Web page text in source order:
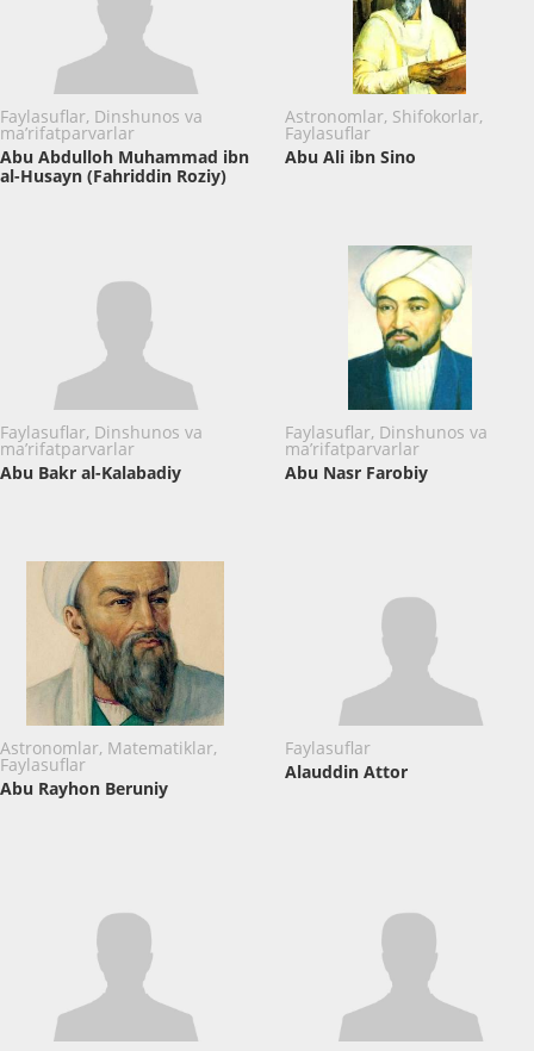
Faylasuflar, Dinshunos va
ma’rifatparvarlar
Abu Abdulloh Muhammad ibn
al-Husayn (Fahriddin Roziy)
Astronomlar, Shifokorlar,
Faylasuflar
Abu Ali ibn Sino
Faylasuflar, Dinshunos va
ma’rifatparvarlar
Abu Bakr al-Kalabadiy
Faylasuflar, Dinshunos va
ma’rifatparvarlar
Abu Nasr Farobiy
Astronomlar, Matematiklar,
Faylasuflar
Abu Rayhon Beruniy
Faylasuflar
Alauddin Attor